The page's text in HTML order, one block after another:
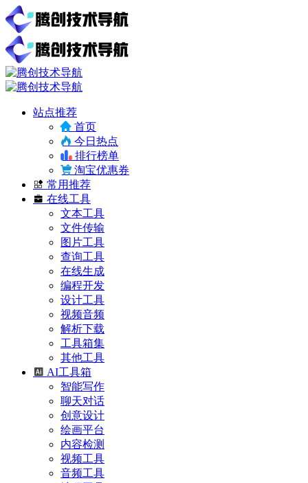
站点推荐
首页
今日热点
排行榜单
淘宝优惠券
常用推荐
在线工具
文本工具
文件传输
图片工具
查询工具
在线生成
编程开发
设计工具
视频音频
解析下载
工具箱集
其他工具
AI工具箱
智能写作
聊天对话
创意设计
绘画平台
内容检测
视频工具
音频工具